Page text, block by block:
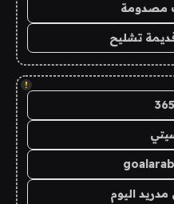
مصدومة
تشليح
!
اليوم